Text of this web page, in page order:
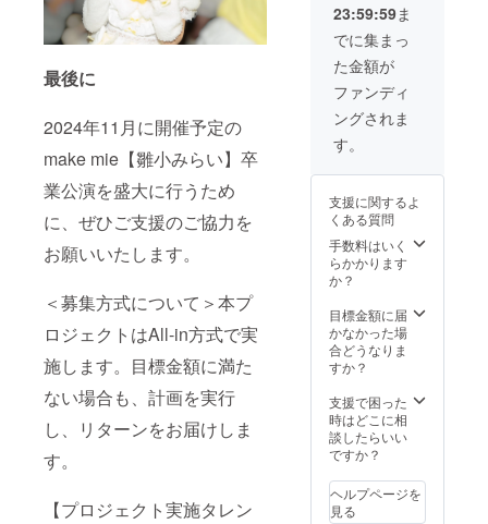
最後に
2024年11月に開催予定の
make mie【雛小みらい】卒
業公演を盛大に行うため
に、ぜひご支援のご協力を
お願いいたします。
＜募集方式について＞本プ
ロジェクトはAll-in方式で実
施します。目標金額に満た
ない場合も、計画を実行
し、リターンをお届けしま
す。
【プロジェクト実施タレン
ち帰り不可 ※お
名前（ニック
ネーム可）は、6
文字までお願い
いたします。 ※
特殊文字・記号
は使用できませ
ん ※個別オフ会
は2024年1、2月
頃の開催、都内
近郊予定です。
（詳細はご支援
後、メールにて
やりとりさせて
いただきま
す。）
23:59:59ま
でに集まっ
た金額が
ファンディ
ングされま
す。
支援に関するよ
くある質問
手数料はいく
らかかります
か？
目標金額に届
かなかった場
合どうなりま
すか？
支援で困った
時はどこに相
談したらいい
ですか？
ヘルプページを
見る